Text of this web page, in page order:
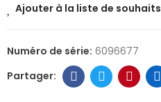
Ajouter à la liste de souhaits
Numéro de série: 6096677